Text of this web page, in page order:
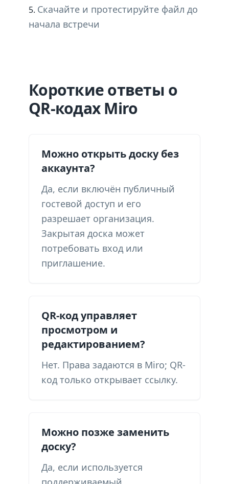
Скачайте и протестируйте файл до
начала встречи
Короткие ответы о
QR-кодах Miro
Можно открыть доску без
аккаунта?
Да, если включён публичный
гостевой доступ и его
разрешает организация.
Закрытая доска может
потребовать вход или
приглашение.
QR-код управляет
просмотром и
редактированием?
Нет. Права задаются в Miro; QR-
код только открывает ссылку.
Можно позже заменить
доску?
Да, если используется